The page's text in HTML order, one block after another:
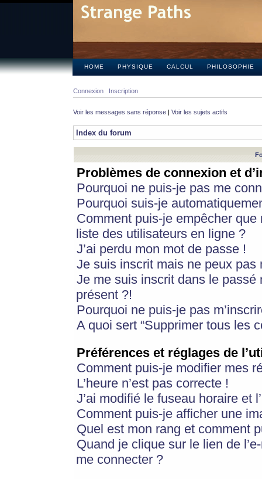
HOME PHYSIQUE CALCUL PHILOSOPHIE
Connexion Inscription
Voir les messages sans réponse | Voir les sujets actifs
Index du forum
Problèmes de connexion et
Pourquoi ne puis-je pas me
Pourquoi suis-je
Comment puis-je empêcher
liste des utilisateurs en ligne ?
J’ai perdu mon mot de passe !
Je suis inscrit mais ne peux pas
Je me suis inscrit dans le
présent ?!
Pourquoi ne puis-je pas
A quoi sert “Supprimer tous les
Préférences et réglages de
Comment puis-je modifier mes
L’heure n’est pas correcte !
J’ai modifié le fuseau horaire et
Comment puis-je afficher une
Quel est mon rang et comment
Quand je clique sur le lien de
me connecter ?